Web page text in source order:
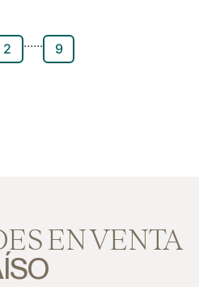
2 ...... 9
EN VENTA